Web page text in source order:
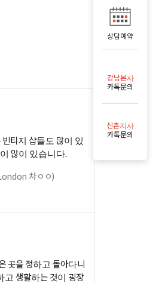
상담예약
강남본사
카톡문의
신촌지사
카톡문의
티지 샵들도 많이 있
많이 있습니다.
차ㅇㅇ)
곳을 정하고 돌아다니
고 생활하는 것이 굉장